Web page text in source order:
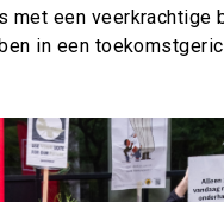
een veerkrachtige
in een